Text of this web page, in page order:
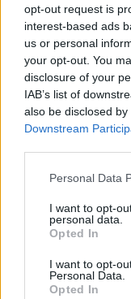
opt-out request is
interest-based ads
us or personal
your opt-out. You
disclosure of your
IAB’s list of
also be disclosed
Downstream
Personal Data
I want to opt-
personal data.
Opted In
I want to opt-
Personal Data.
Opted In
Pour
Vous aimez
Télécharger
Télécharger
Trouver des
Paroles +
Commentaires